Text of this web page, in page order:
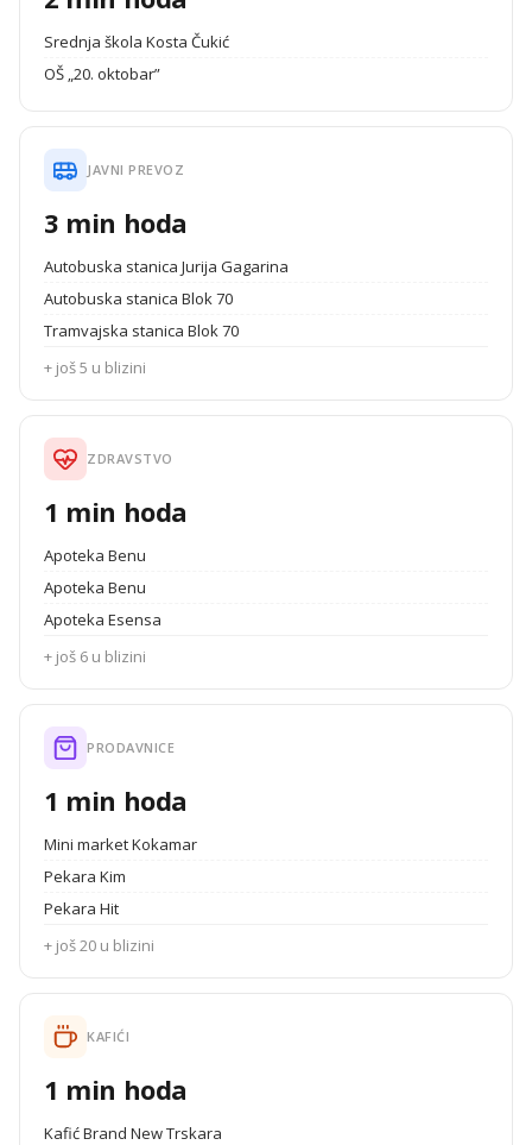
Srednja škola Kosta Čukić
OŠ „20. oktobar”
JAVNI PREVOZ
3 min hoda
Autobuska stanica Jurija Gagarina
Autobuska stanica Blok 70
Tramvajska stanica Blok 70
+ još 5 u blizini
ZDRAVSTVO
1 min hoda
Apoteka Benu
Apoteka Benu
Apoteka Esensa
+ još 6 u blizini
PRODAVNICE
1 min hoda
Mini market Kokamar
Pekara Kim
Pekara Hit
+ još 20 u blizini
KAFIĆI
1 min hoda
Kafić Brand New Trskara